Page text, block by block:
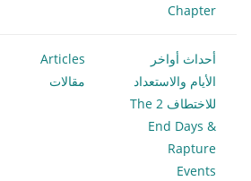
Chapter
أحداث أواخر
الأيام والاستعداد
للاختطاف 2 The
End Days &
Rapture
Events
Articles
مقالات